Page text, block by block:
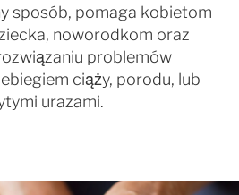
sposób, pomaga kobietom
noworodkom oraz
problemów
ciąży, porodu, lub
urazami.